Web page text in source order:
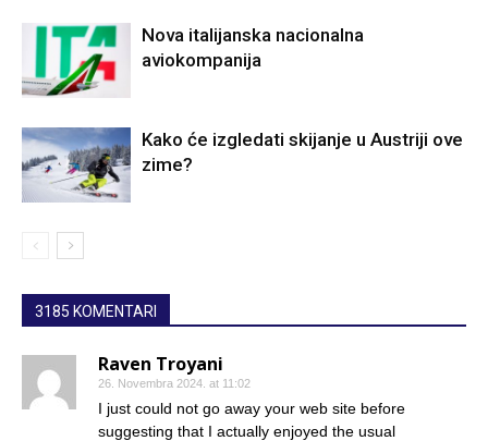
Nova italijanska nacionalna
aviokompanija
Kako će izgledati skijanje u Austriji ove
zime?
3185 KOMENTARI
Raven Troyani
26. Novembra 2024. at 11:02
I just could not go away your web site before
suggesting that I actually enjoyed the usual